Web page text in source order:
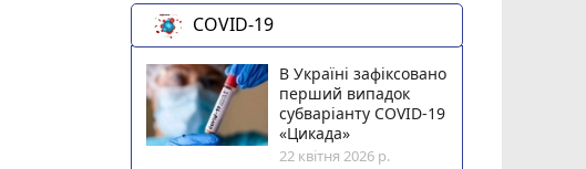
COVID-19
В Україні зафіксовано
перший випадок
субваріанту COVID-19
«Цикада»
22 квітня 2026 р.